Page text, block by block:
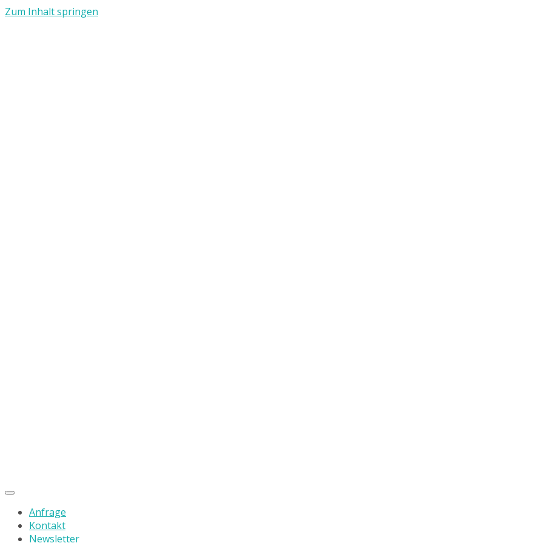
Zum Inhalt springen
Anfrage
Kontakt
Newsletter